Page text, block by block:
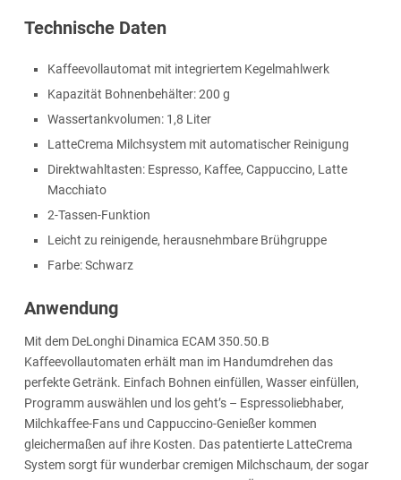
Technische Daten
Kaffeevollautomat mit integriertem Kegelmahlwerk
Kapazität Bohnenbehälter: 200 g
Wassertankvolumen: 1,8 Liter
LatteCrema Milchsystem mit automatischer Reinigung
Direktwahltasten: Espresso, Kaffee, Cappuccino, Latte
Macchiato
2-Tassen-Funktion
Leicht zu reinigende, herausnehmbare Brühgruppe
Farbe: Schwarz
Anwendung
Mit dem DeLonghi Dinamica ECAM 350.50.B
Kaffeevollautomaten erhält man im Handumdrehen das
perfekte Getränk. Einfach Bohnen einfüllen, Wasser einfüllen,
Programm auswählen und los geht’s – Espressoliebhaber,
Milchkaffee-Fans und Cappuccino-Genießer kommen
gleichermaßen auf ihre Kosten. Das patentierte LatteCrema
System sorgt für wunderbar cremigen Milchschaum, der sogar